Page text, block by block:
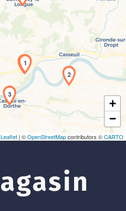
de la carte en cours...
1
2
3
+
−
Leaflet | ©OpenStreetMapcontributors ©CARTO